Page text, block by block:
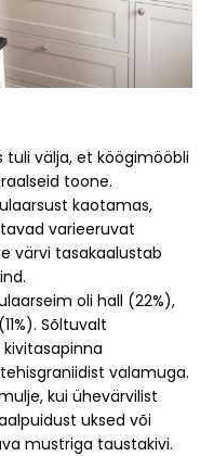
tuli välja, et köögimööbli
toone.
kaotamas,
varieeruvat
värvi tasakaalustab
oli hall (22%),
Sõltuvalt
valamuga.
kui ühevärvilist
uksed või
mustriga taustakivi.